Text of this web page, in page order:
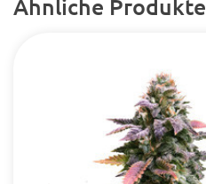
Ähnliche Produkte